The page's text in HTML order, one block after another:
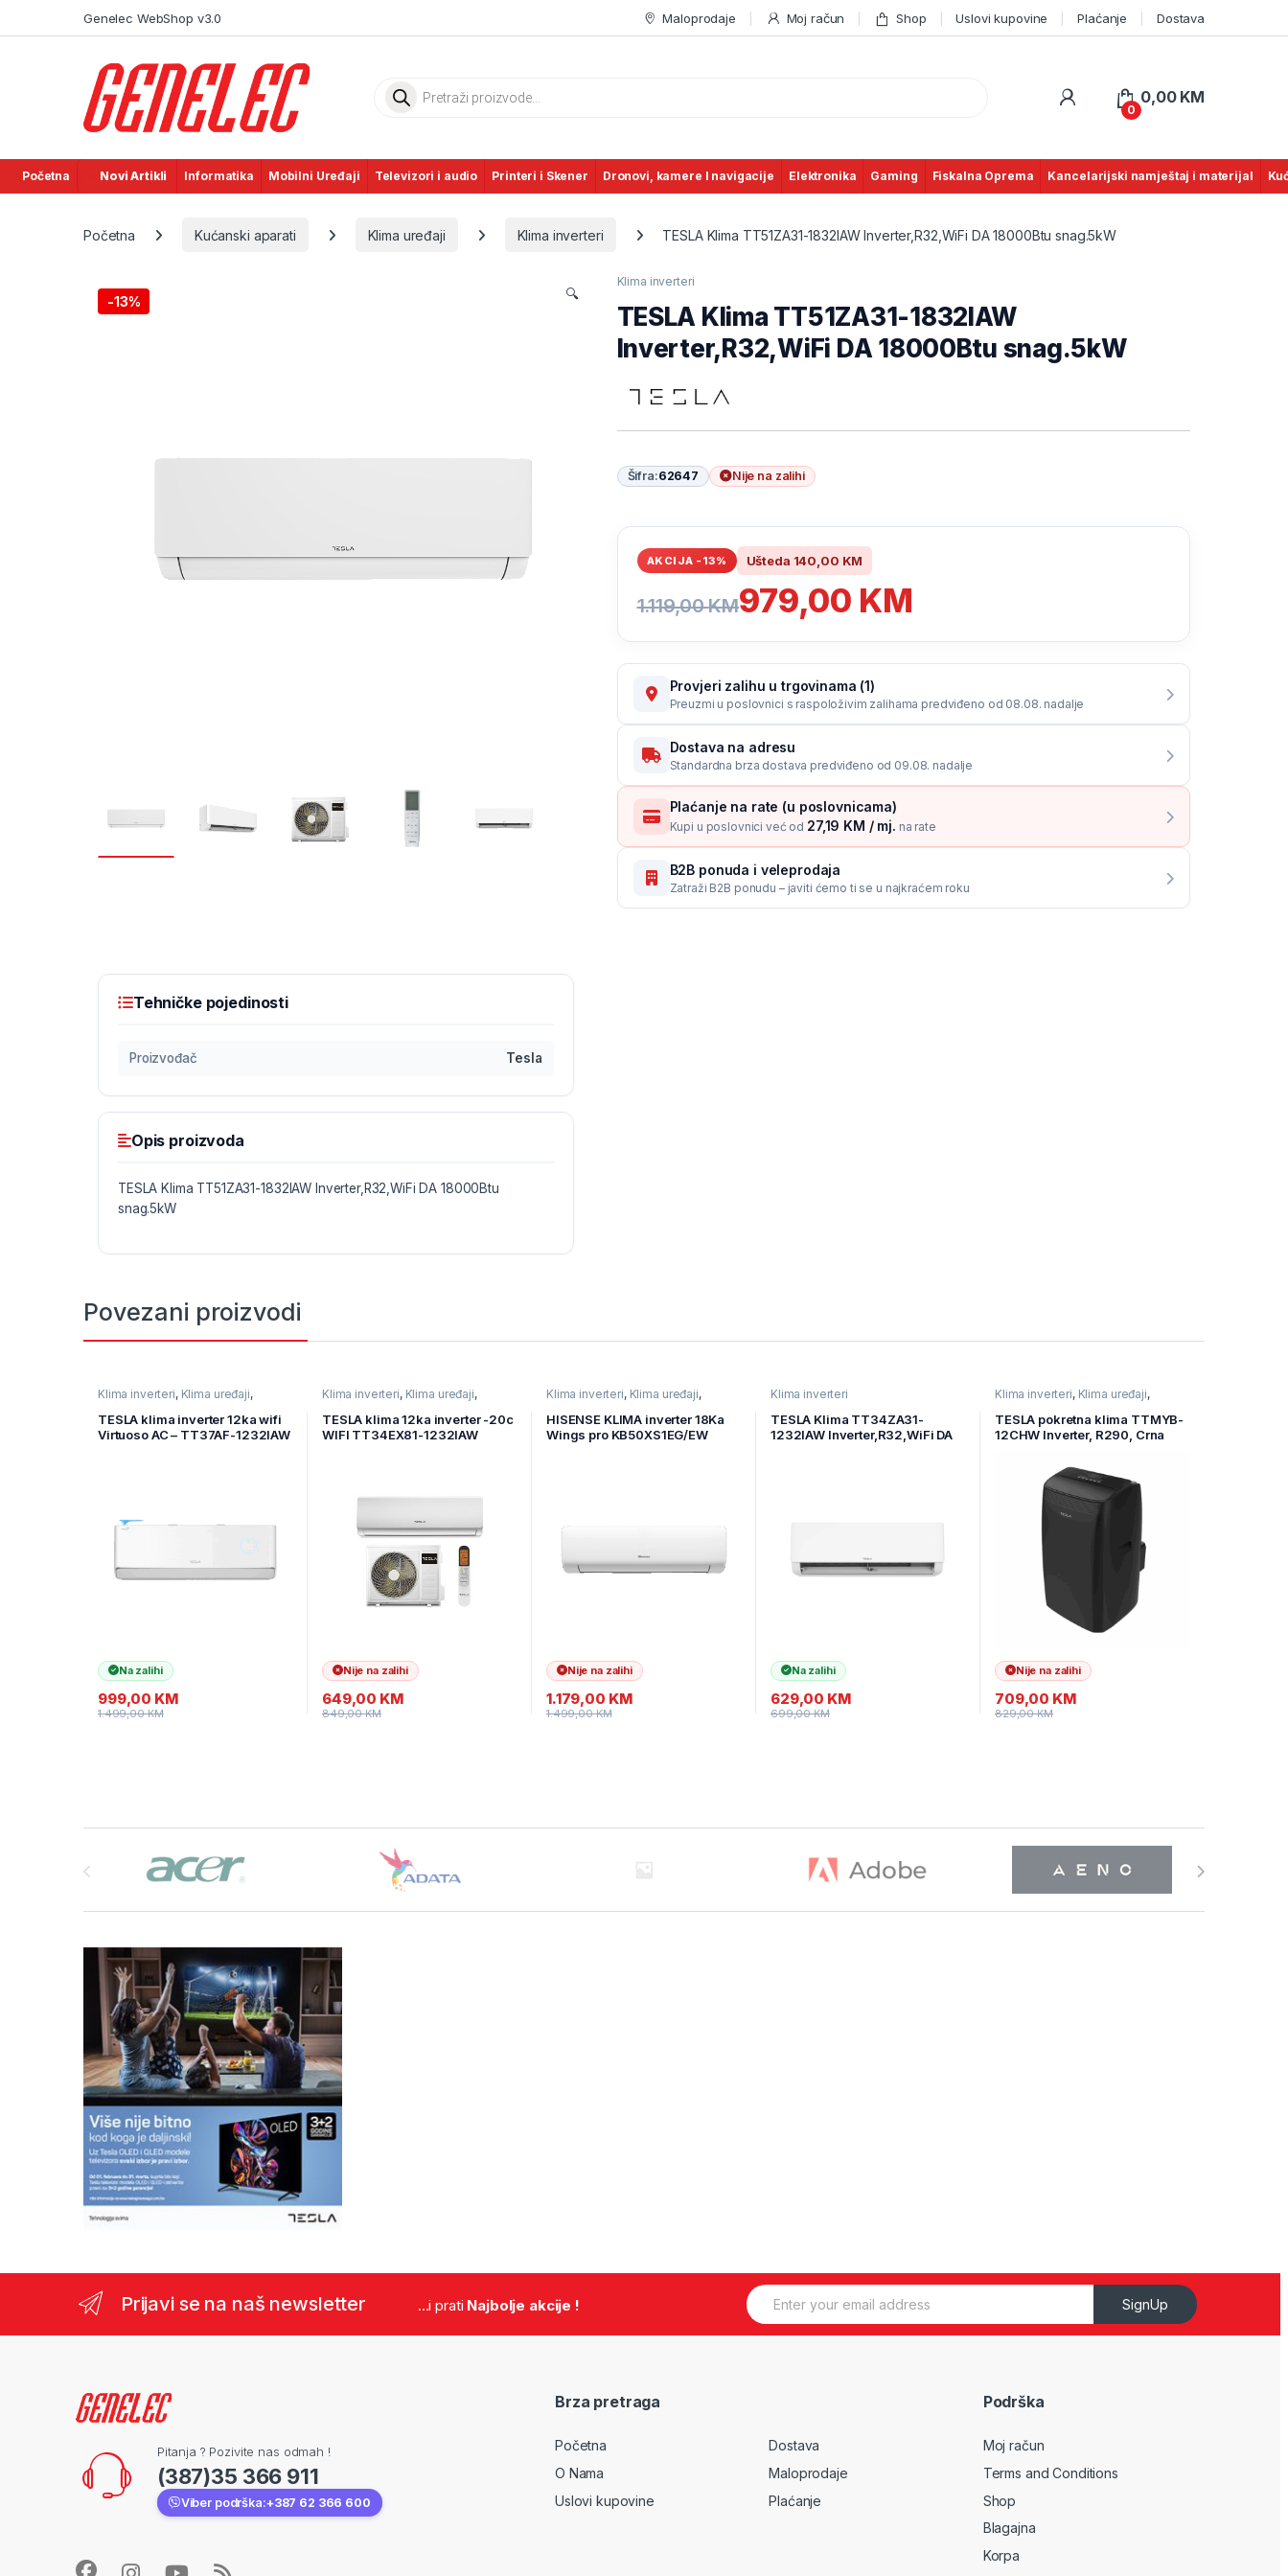
Genelec WebShop v3.0 Maloprodaje Moj račun Shop Uslovi kupovine Plaćanje Dostava
Products search
0
0,00 KM
Početna Novi Artikli Informatika Mobilni Uređaji Televizori i audio Printeri i Skener Dronovi, kamere I navigacije Elektronika Gaming Fiskalna Oprema Kancelarijski namještaj i materijal
Početna Kućanski aparati Klima uređaji Klima inverteri TESLA Klima TT51ZA31-1832IAW Inverter,R32,WiFi DA 18000Btu snag.5kW
-13% 🔍
Klima inverteri
TESLA Klima TT51ZA31-1832IAW
Inverter,R32,WiFi DA 18000Btu snag.5kW
Šifra:62647 Nije na zalihi
AKCIJA -13% Ušteda 140,00 KM
1.119,00KM979,00 KM
Provjeri zalihu u trgovinama (1)
Preuzmi u poslovnici s raspoloživim zalihama predviđeno od 08.08. nadalje
Dostava na adresu
Standardna brza dostava predviđeno od 09.08. nadalje
Plaćanje na rate (u poslovnicama)
Kupi u poslovnici već od 27,19 KM / mj. na rate
B2B ponuda i veleprodaja
Zatraži B2B ponudu – javiti ćemo ti se u najkraćem roku
Tehničke pojedinosti
Proizvođač Tesla
Opis proizvoda
TESLA Klima TT51ZA31-1832IAW Inverter,R32,WiFi DA 18000Btu
snag.5kW
Povezani proizvodi
Klima inverteri, Klima uređaji,
TESLA klima inverter 12ka wifi
Virtuoso AC – TT37AF-1232IAW
Na zalihi
999,00 KM
1.499,00KM
Klima inverteri, Klima uređaji,
TESLA klima 12ka inverter -20c
WIFI TT34EX81-1232IAW
Nije na zalihi
649,00 KM
849,00KM
Klima inverteri, Klima uređaji,
HISENSE KLIMA inverter 18Ka
Wings pro KB50XS1EG/EW
Nije na zalihi
1.179,00 KM
1.499,00KM
Klima inverteri
TESLA Klima TT34ZA31-
1232IAW Inverter,R32,WiFi DA
Na zalihi
629,00 KM
699,00KM
Klima inverteri, Klima uređaji,
TESLA pokretna klima TTMYB-
12CHW Inverter, R290, Crna
Nije na zalihi
709,00 KM
829,00KM
Prijavi se na naš newsletter ...i prati Najbolje akcije !
E
m
SignUp
Pitanja ? Pozivite nas odmah !
(387)35 366 911
Viber podrška:+387 62 366 600
Brza pretraga
Početna
O Nama
Uslovi kupovine
Dostava
Maloprodaje
Plaćanje
Podrška
Moj račun
Terms and Conditions
Shop
Blagajna
Korpa